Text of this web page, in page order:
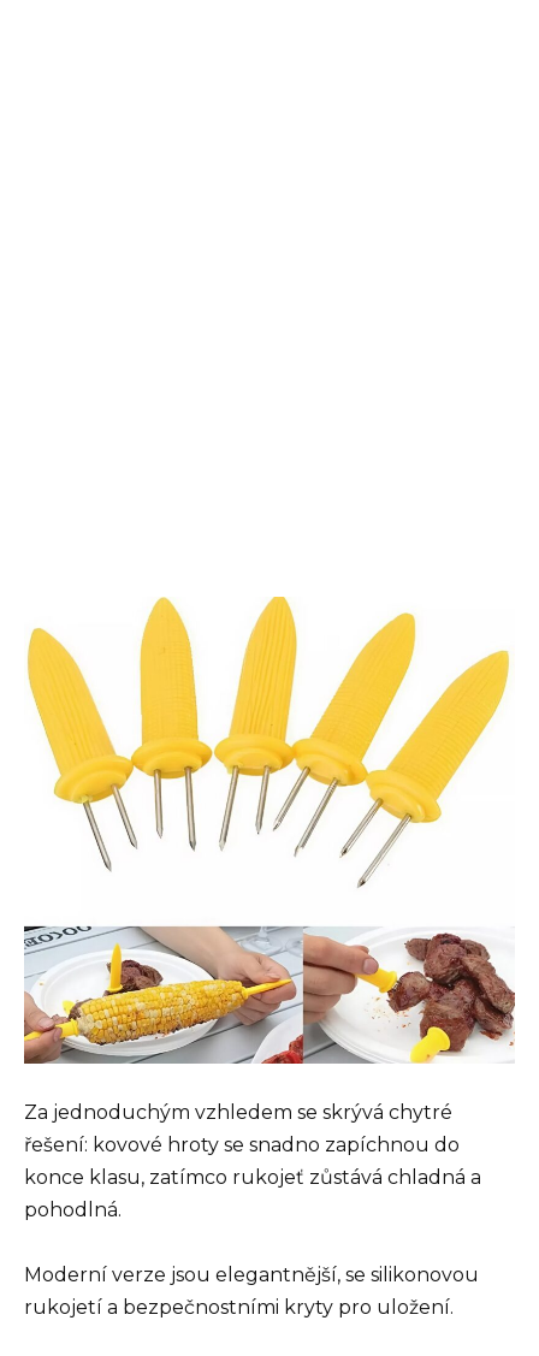
Za jednoduchým vzhledem se skrývá chytré
řešení: kovové hroty se snadno zapíchnou do
konce klasu, zatímco rukojeť zůstává chladná a
pohodlná.
Moderní verze jsou elegantnější, se silikonovou
rukojetí a bezpečnostními kryty pro uložení.